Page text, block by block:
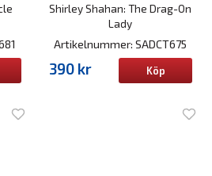
Shirley Shahan: The Drag-On
Lady
Artikelnummer: SADCT675
390 kr Köp